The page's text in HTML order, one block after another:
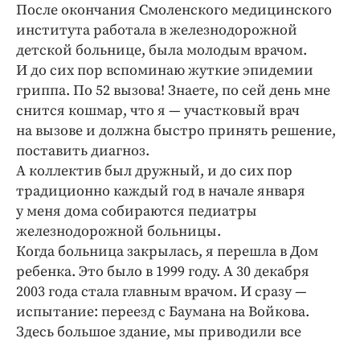
ПРОЕКТЫ
Блоги
Издания
Медиаперсона
Интересное чтиво
Клиника года
Бренд года
Работодатель года
После окончания Смоленского медицинского
института работала в железнодорожной
детской больнице, была молодым врачом.
И до сих пор вспоминаю жуткие эпидемии
гриппа. По 52 вызова! Знаете, по сей день мне
снится кошмар, что я — участковый врач
на вызове и должна быстро принять решение,
поставить диагноз.
А коллектив был дружный, и до сих пор
традиционно каждый год в начале января
у меня дома собираются педиатры
железнодорожной больницы.
Когда больница закрылась, я перешла в Дом
ребенка. Это было в 1999 году. А 30 декабря
2003 года стала главным врачом. И сразу —
испытание: переезд с Баумана на Войкова.
Здесь большое здание, мы приводили все